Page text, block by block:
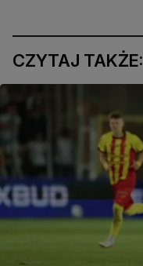
CZYTAJ TAKŻE: